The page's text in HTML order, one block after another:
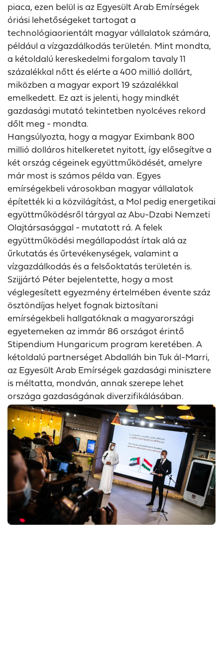
piaca, ezen belül is az Egyesült Arab Emírségek
óriási lehetőségeket tartogat a
technológiaorientált magyar vállalatok számára,
például a vízgazdálkodás területén. Mint mondta,
a kétoldalú kereskedelmi forgalom tavaly 11
százalékkal nőtt és elérte a 400 millió dollárt,
miközben a magyar export 19 százalékkal
emelkedett. Ez azt is jelenti, hogy mindkét
gazdasági mutató tekintetben nyolcéves rekord
dőlt meg - mondta.
Hangsúlyozta, hogy a magyar Eximbank 800
millió dolláros hitelkeretet nyitott, így elősegítve a
két ország cégeinek együttműködését, amelyre
már most is számos példa van. Egyes
emírségekbeli városokban magyar vállalatok
építették ki a közvilágítást, a Mol pedig energetikai
együttműködésről tárgyal az Abu-Dzabi Nemzeti
Olajtársasággal - mutatott rá. A felek
együttműködési megállapodást írtak alá az
űrkutatás és űrtevékenységek, valamint a
vízgazdálkodás és a felsőoktatás területén is.
Szijjártó Péter bejelentette, hogy a most
véglegesített egyezmény értelmében évente száz
ösztöndíjas helyet fognak biztosítani
emírségekbeli hallgatóknak a magyarországi
egyetemeken az immár 86 országot érintő
Stipendium Hungaricum program keretében. A
kétoldalú partnerséget Abdalláh bin Tuk ál-Marri,
az Egyesült Arab Emírségek gazdasági minisztere
is méltatta, mondván, annak szerepe lehet
országa gazdaságának diverzifikálásában.